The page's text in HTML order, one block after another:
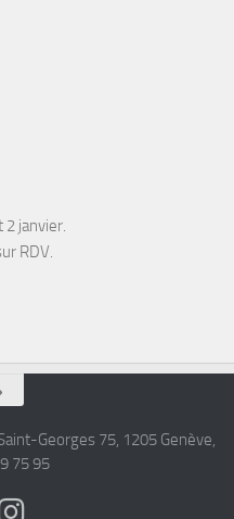
janvier.
RDV.
Georges 75, 1205 Genève,
75 95‎